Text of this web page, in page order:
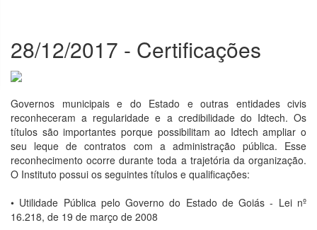
28/12/2017 - Certificações
Governos municipais e do Estado e outras entidades civis
reconheceram a regularidade e a credibilidade do Idtech. Os
títulos são importantes porque possibilitam ao Idtech ampliar o
seu leque de contratos com a administração pública. Esse
reconhecimento ocorre durante toda a trajetória da organização.
O Instituto possui os seguintes títulos e qualificações:
• Utilidade Pública pelo Governo do Estado de Goiás - Lei nº
16.218, de 19 de março de 2008